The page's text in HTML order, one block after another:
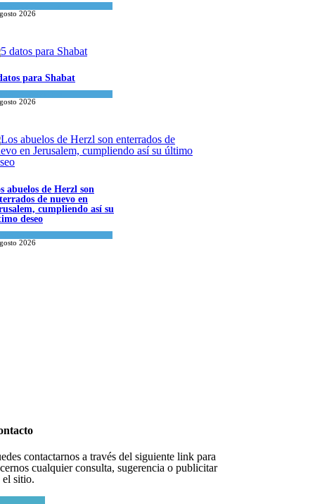
2026
para Shabat
2026
abuelos de Herzl son
de nuevo en
cumpliendo así su
deseo
2026
contactarnos a través del siguiente link para
cualquier consulta, sugerencia o publicitar
el sitio.